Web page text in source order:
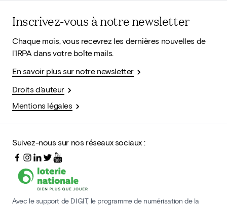
Inscrivez-vous à notre newsletter
Chaque mois, vous recevrez les dernières nouvelles de
l'IRPA dans votre boîte mails.
En savoir plus sur notre newsletter
Droits d'auteur
Mentions légales
Suivez-nous sur nos réseaux sociaux :
Avec le support de DIGIT, le programme de numérisation de la